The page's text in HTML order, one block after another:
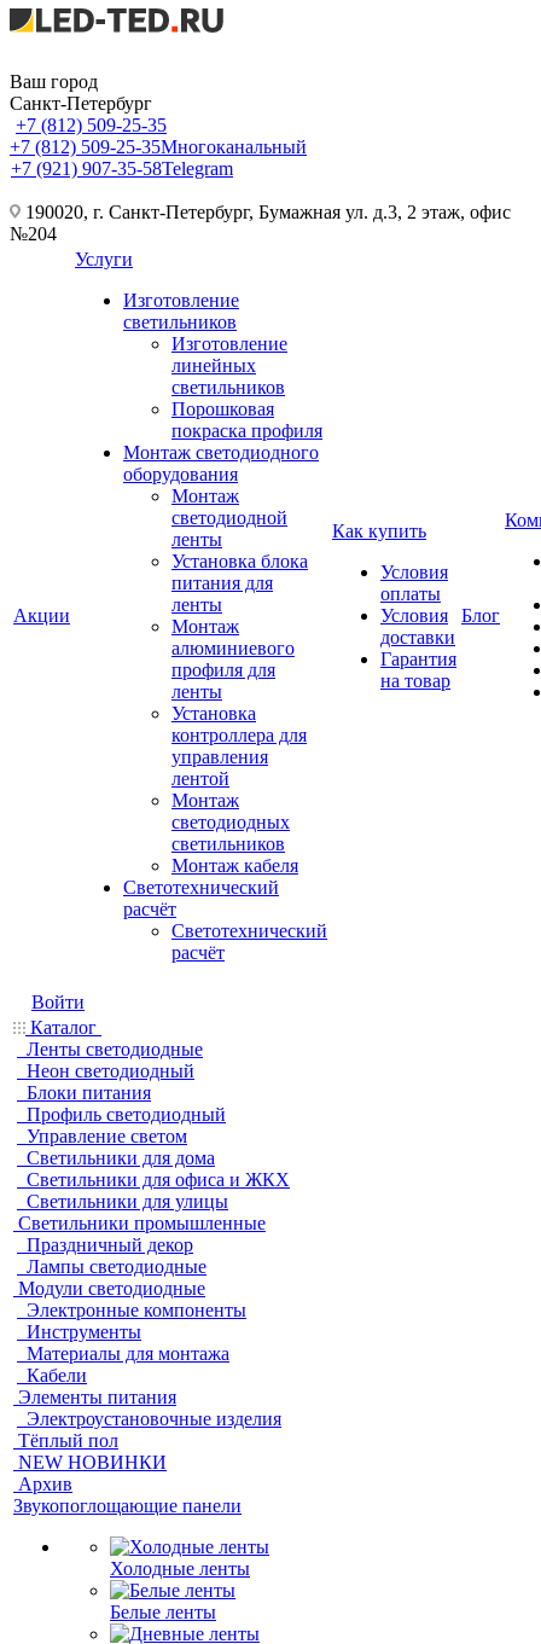
Ваш город
Санкт-Петербург
+7 (812) 509-25-35
+7 (812) 509-25-35Многоканальный
+7 (921) 907-35-58Telegram
190020, г. Санкт-Петербург, Бумажная ул. д.3, 2 этаж, офис
№204
Акции
Услуги
Изготовление
светильников
Изготовление
линейных
светильников
Порошковая
покраска профиля
Монтаж светодиодного
оборудования
Монтаж
светодиодной
ленты
Установка блока
питания для
ленты
Монтаж
алюминиевого
профиля для
ленты
Установка
контроллера для
управления
лентой
Монтаж
светодиодных
светильников
Монтаж кабеля
Светотехнический
расчёт
Светотехнический
расчёт
Как купить
Условия
оплаты
Условия
доставки
Гарантия
на товар
Блог
Войти
Каталог
Ленты светодиодные
Неон светодиодный
Блоки питания
Профиль светодиодный
Управление светом
Светильники для дома
Светильники для офиса и ЖКХ
Светильники для улицы
Светильники промышленные
Праздничный декор
Лампы светодиодные
Модули светодиодные
Электронные компоненты
Инструменты
Материалы для монтажа
Кабели
Элементы питания
Электроустановочные изделия
Тёплый пол
NEW НОВИНКИ
Архив
Звукопоглощающие панели
Холодные ленты
Белые ленты